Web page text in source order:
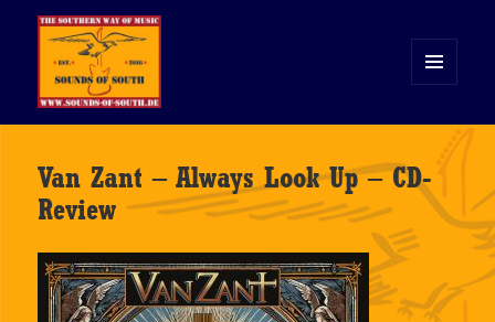
WIDGETS
Van Zant – Always Look Up – CD-
Review